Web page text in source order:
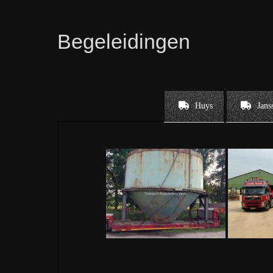
Begeleidingen
Huys